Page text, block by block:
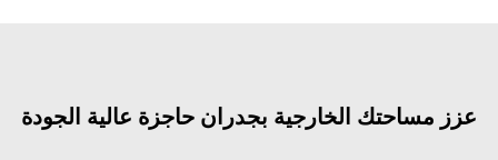
مساحتك الخارجية بجدران حاجزة عالية الجودة